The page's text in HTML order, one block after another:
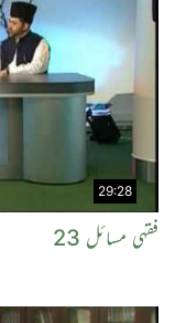
29:28
فقہی مسائل 23